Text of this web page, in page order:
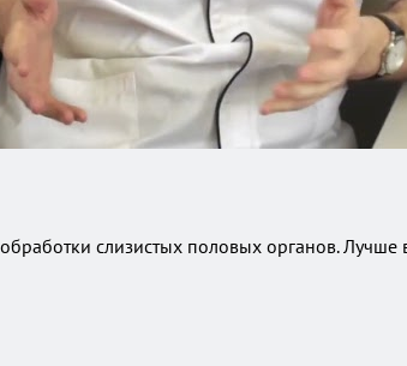
слизистых половых органов. Лучше